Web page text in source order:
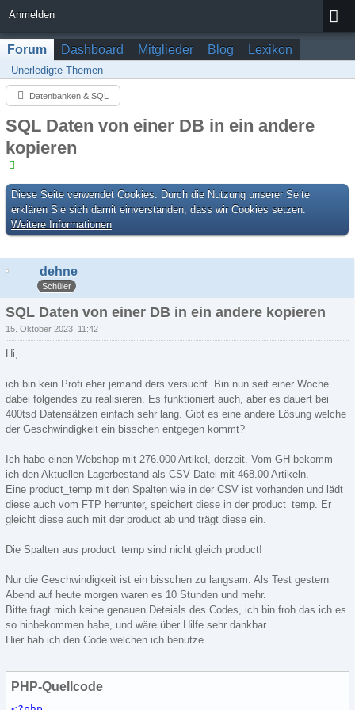
Anmelden
Forum Dashboard Mitglieder Blog Lexikon
Unerledigte Themen
Datenbanken & SQL
SQL Daten von einer DB in ein andere
kopieren
Diese Seite verwendet Cookies. Durch die Nutzung unserer Seite
erklären Sie sich damit einverstanden, dass wir Cookies setzen.
Weitere Informationen
dehne
Schüler
SQL Daten von einer DB in ein andere kopieren
15. Oktober 2023, 11:42
Hi,
ich bin kein Profi eher jemand ders versucht. Bin nun seit einer Woche
dabei folgendes zu realisieren. Es funktioniert auch, aber es dauert bei
400tsd Datensätzen einfach sehr lang. Gibt es eine andere Lösung welche
der Geschwindigkeit ein bisschen entgegen kommt?
Ich habe einen Webshop mit 276.000 Artikel, derzeit. Vom GH bekomm
ich den Aktuellen Lagerbestand als CSV Datei mit 468.00 Artikeln.
Eine product_temp mit den Spalten wie in der CSV ist vorhanden und lädt
diese auch vom FTP herrunter, speichert diese in der product_temp. Er
gleicht diese auch mit der product ab und trägt diese ein.
Die Spalten aus product_temp sind nicht gleich product!
Nur die Geschwindigkeit ist ein bisschen zu langsam. Als Test gestern
Abend auf heute morgen waren es 10 Stunden und mehr.
Bitte fragt mich keine genauen Deteials des Codes, ich bin froh das ich es
so hinbekommen habe, und wäre über Hilfe sehr dankbar.
Hier hab ich den Code welchen ich benutze.
PHP-Quellcode